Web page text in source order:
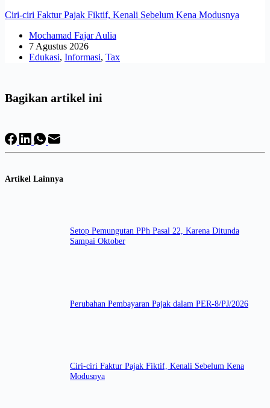
Ciri-ciri Faktur Pajak Fiktif, Kenali Sebelum Kena Modusnya
Mochamad Fajar Aulia
7 Agustus 2026
Edukasi, Informasi, Tax
Bagikan artikel ini
Artikel Lainnya
Setop Pemungutan PPh Pasal 22, Karena Ditunda
Sampai Oktober
Perubahan Pembayaran Pajak dalam PER-8/PJ/2026
Ciri-ciri Faktur Pajak Fiktif, Kenali Sebelum Kena
Modusnya